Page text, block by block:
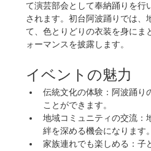
て演芸部会として奉納踊りを行
されます。初台阿波踊りでは、
て、色とりどりの衣装を身にま
ォーマンスを披露します。
イベントの魅力
伝統文化の体験：阿波踊り
ことができます。
地域コミュニティの交流：
絆を深める機会になります。
家族連れでも楽しめる：子